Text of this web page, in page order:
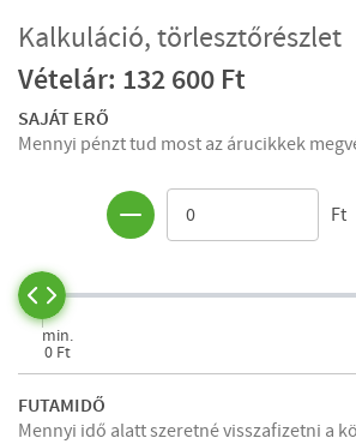
Kalkuláció, törlesztőrészlet
Vételár: 132 600 Ft
SAJÁT ERŐ
Mennyi pénzt tud most az árucikkek
Ft
min.
0 Ft
FUTAMIDŐ
Mennyi idő alatt szeretné visszafizetni a